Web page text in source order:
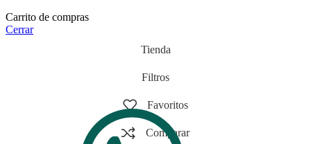
Carrito de compras
Cerrar
Tienda
Filtros
Favoritos
Comparar